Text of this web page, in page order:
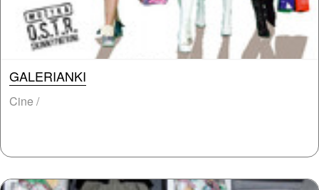
GALERIANKI
Cine /